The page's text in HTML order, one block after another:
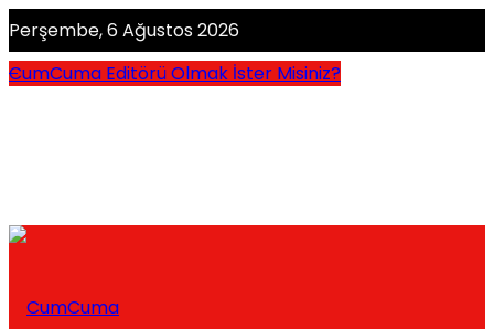
Perşembe, 6 Ağustos 2026
CumCuma Editörü Olmak İster Misiniz?